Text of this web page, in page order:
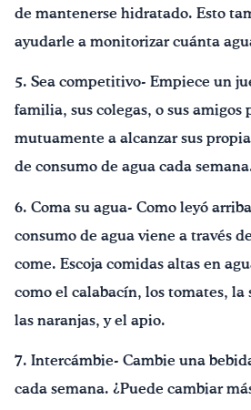
de mantenerse hidratado. Esto
ayudarle a monitorizar cuánta
5. Sea competitivo- Empiece un
familia, sus colegas, o sus amigos
mutuamente a alcanzar sus
de consumo de agua cada
6. Coma su agua- Como leyó
consumo de agua viene a través
come. Escoja comidas altas en
como el calabacín, los tomates, la
las naranjas, y el apio.
7. Intercámbie- Cambie una
cada semana. ¿Puede cambiar